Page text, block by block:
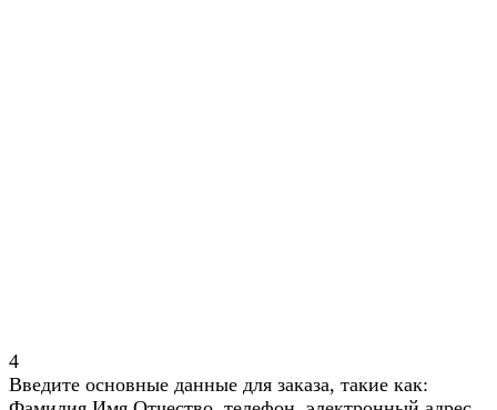
4
Введите основные данные для заказа, такие как: